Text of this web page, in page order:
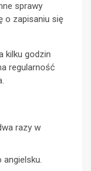
sprawy
o zapisaniu się
kilku godzin
regularność
razy w
angielsku.